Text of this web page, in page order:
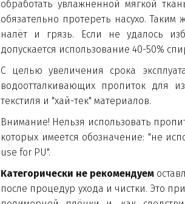
обработать увлажнённой мягкой
обязательно протереть насухо.
налёт и грязь. Если не удалось
допускается использование 40-50%
С целью увеличения срока
водоотталкивающих пропиток для
текстиля и "хай-тек" материалов.
Внимание! Нельзя использовать
которых имеется обозначение: "не
use for PU".
Категорически не рекомендуем
после процедур ухода и чистки. Это